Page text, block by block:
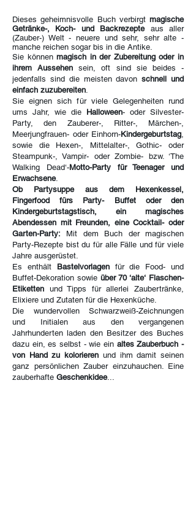
Dieses geheimnisvolle Buch verbirgt magische
Getränke-, Koch- und Backrezepteaus aller
(Zauber-) Welt - neuere und sehr, sehr alte -
manche reichen sogar bis in die Antike.
Sie könnenmagisch in der Zubereitung oder in
ihrem Aussehen sein, oft sind sie beides -
jedenfalls sind die meisten davon schnell und
einfach zuzubereiten.
Sie eignen sich für viele Gelegenheiten rund
ums Jahr, wie die Halloween- oder Silvester-
Party, den Zauberer-, Ritter-, Märchen-,
Meerjungfrauen- oder Einhorn-Kindergeburtstag,
sowie die Hexen-, Mittelalter-, Gothic- oder
Steampunk-, Vampir- oder Zombie- bzw. ‘The
Walking Dead‘-Motto-Party für Teenager und
Erwachsene.
Ob Partysuppe aus dem Hexenkessel,
Fingerfood fürs Party- Buffet oder den
Kindergeburtstagstisch, ein magisches
Abendessen mit Freunden, eine Cocktail- oder
Garten-Party: Mit dem Buch der magischen
Party-Rezepte bist du für alle Fälle und für viele
Jahre ausgerüstet.
Es enthält Bastelvorlagenfür die Food- und
Buffet-Dekoration sowieüber 70 ‘alte‘ Flaschen-
Etiketten und Tipps für allerlei Zaubertränke,
Elixiere und Zutaten für die Hexenküche.
Die wundervollen Schwarzweiß-Zeichnungen
und Initialen aus den vergangenen
Jahrhunderten laden den Besitzer des Buches
dazu ein, es selbst - wie ein altes Zauberbuch -
von Hand zu kolorieren und ihm damit seinen
ganz persönlichen Zauber einzuhauchen. Eine
zauberhafte Geschenkidee...